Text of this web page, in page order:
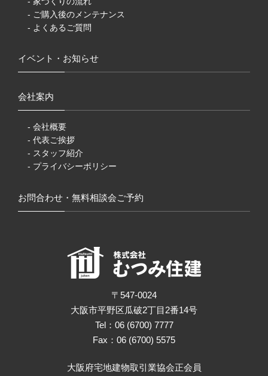
- ご購入後のメンテナンス
- よくあるご質問
イベント・お知らせ
会社案内
- 会社概要
- 代表ご挨拶
- スタッフ紹介
- プライバシーポリシー
お問合わせ・無料相談会ご予約
〒547-0024
大阪市平野区瓜破2丁目2番14号
Tel：06 (6700) 7777
Fax：06 (6700) 5575
大阪府宅地建物取引業協会正会員